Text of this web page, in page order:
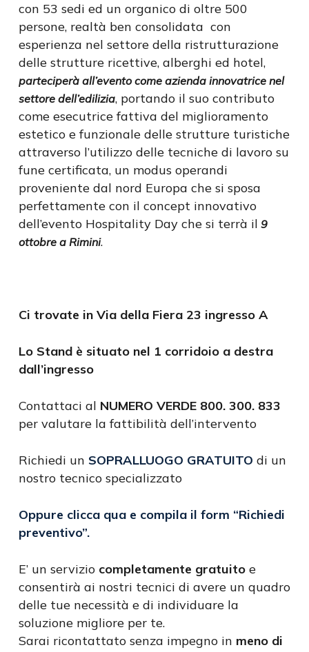
con 53 sedi ed un organico di oltre 500
persone, realtà ben consolidata con
esperienza nel settore della ristrutturazione
delle strutture ricettive, alberghi ed hotel,
parteciperà all’evento come azienda innovatrice nel
settore dell’edilizia, portando il suo contributo
come esecutrice fattiva del miglioramento
estetico e funzionale delle strutture turistiche
attraverso l’utilizzo delle tecniche di lavoro su
fune certificata, un modus operandi
proveniente dal nord Europa che si sposa
perfettamente con il concept innovativo
dell’evento Hospitality Day che si terrà il 9
ottobre a Rimini.
Ci trovate in Via della Fiera 23 ingresso A
Lo Stand è situato nel 1 corridoio a destra
dall’ingresso
Contattaci al NUMERO VERDE 800. 300. 833
per valutare la fattibilità dell’intervento
Richiedi un SOPRALLUOGO GRATUITO di un
nostro tecnico specializzato
Oppure clicca qua e compila il form “Richiedi
preventivo”.
E’ un servizio completamente gratuitoe
consentirà ai nostri tecnici di avere un quadro
delle tue necessità e di individuare la
soluzione migliore per te.
Sarai ricontattato senza impegno in meno di